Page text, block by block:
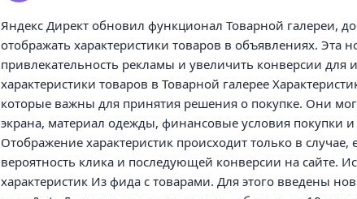
Яндекс Директ обновил функционал Товарной галереи,
отображать характеристики товаров в объявлениях. Эта
привлекательность рекламы и увеличить конверсии для
характеристики товаров в Товарной галерее
которые важны для принятия решения о покупке. Они
экрана, материал одежды, финансовые условия покупки
Отображение характеристик происходит только в случае,
вероятность клика и последующей конверсии на сайте.
характеристик Из фида с товарами. Для этого введены